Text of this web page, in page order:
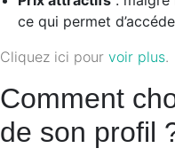
ce qui permet
Cliquez ici pour voir plus.
Comment
de son profil